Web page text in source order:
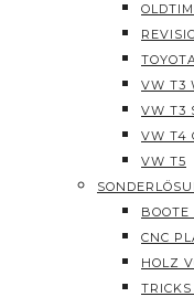
VW T3
VW T3
VW T4
VW T5
BOOTE
CNC
HOLZ